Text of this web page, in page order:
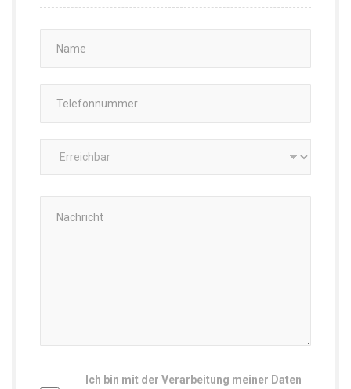
Ich bin mit der Verarbeitung meiner Daten